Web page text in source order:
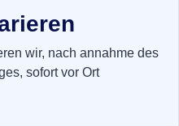
wir, nach annahme des
sofort vor Ort